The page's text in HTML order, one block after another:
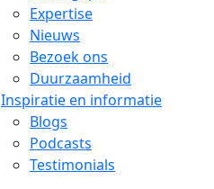
Expertise
Nieuws
Bezoek ons
Duurzaamheid
Inspiratie en informatie
Blogs
Podcasts
Testimonials